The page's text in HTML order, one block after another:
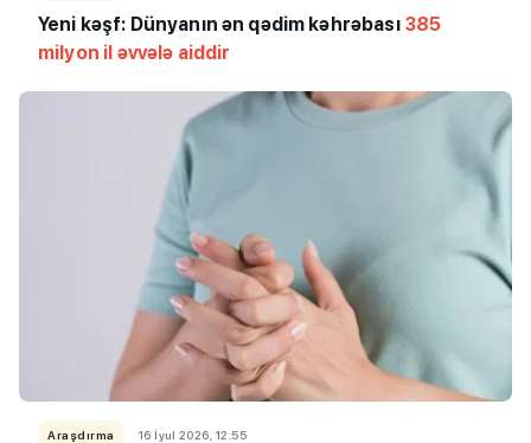
Yeni kəşf: Dünyanın ən qədim kəhrəbası 385
milyon il əvvələ aiddir
Araşdırma 16 İyul 2026, 12:55